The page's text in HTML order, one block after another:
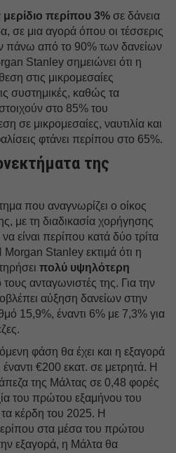
μερίδιο περίπου 3% σε δάνεια
σε μια αγορά όπου οι τέσσερις
πάνω από το 90% των δανείων
Stanley σημειώνει ότι η
στις μικρομεσαίες
συστημικές, καθώς τα
στο 85% του
σε μικρομεσαίες, ναυτιλία και
φτάνει περίπου στο 65%.
της
που αναγνωρίζει ο οίκος
με τη διαδικασία χορήγησης
είναι περίπου κατά δύο τρίτα
Stanley εκτιμά ότι η
πολύ υψηλότερη
ανταγωνιστές της. Για την
αύξηση δανείων στην
15,9%, έναντι 6% με 7,3% για
φάση θα έχει και η εξαγορά
έναντι €200 εκατ. σε μετρητά. Η
της Μάλτας σε 0,48 φορές
του πρώτου εξαμήνου του
κέρδη του 2025. Η
στα μέσα του πρώτου
εξαγορά, η Μάλτα θα